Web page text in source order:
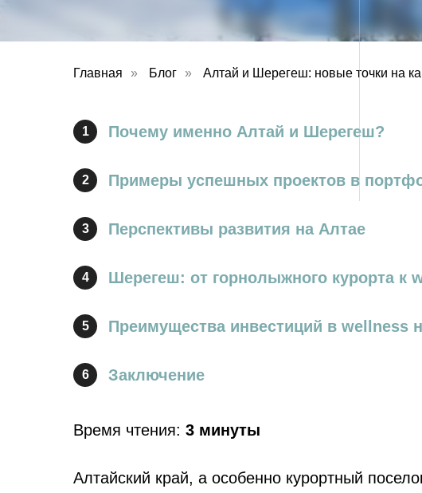
Главная » Блог » Алтай и Шерегеш: новые точки на
1 Почему именно Алтай и Шерегеш?
2 Примеры успешных проектов в
3 Перспективы развития на Алтае
4 Шерегеш: от горнолыжного курорта к
5 Преимущества инвестиций в wellness
6 Заключение
Время чтения: 3 минуты
Алтайский край, а особенно курортный